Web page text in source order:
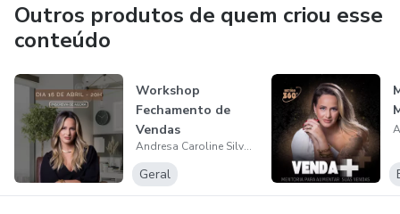
Outros produtos de quem criou esse
conteúdo
Workshop
Fechamento de
Vendas
Andresa Caroline Silva Andrade
Geral